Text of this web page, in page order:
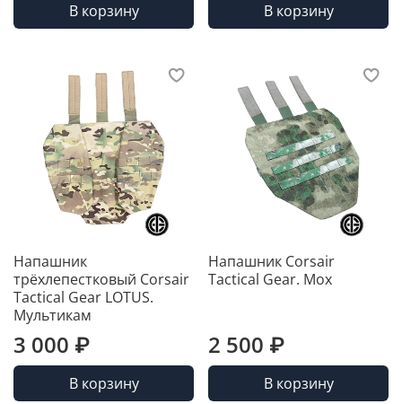
В корзину В корзину
Напашник
трёхлепестковый Corsair
Tactical Gear LOTUS.
Мультикам
3 000 ₽
В корзину
Напашник Corsair
Tactical Gear. Мох
2 500 ₽
В корзину